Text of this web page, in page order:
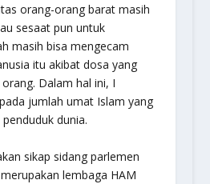
orang-orang barat masih
sesaat pun untuk
masih bisa mengecam
itu akibat dosa yang
Dalam hal ini, I
jumlah umat Islam yang
dunia.
sikap sidang parlemen
lembaga HAM